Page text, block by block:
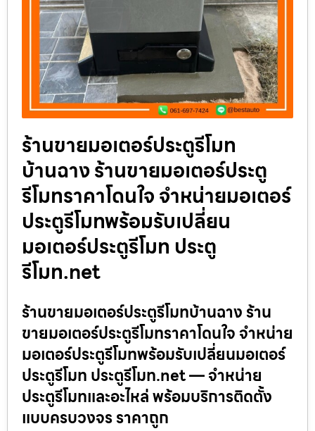
ร้านขายมอเตอร์ประตูรีโมท
บ้านฉาง ร้านขายมอเตอร์ประตู
รีโมทราคาโดนใจ จำหน่ายมอเตอร์
ประตูรีโมทพร้อมรับเปลี่ยน
มอเตอร์ประตูรีโมท ประตู
รีโมท.net
ร้านขายมอเตอร์ประตูรีโมทบ้านฉาง ร้าน
ขายมอเตอร์ประตูรีโมทราคาโดนใจ จำหน่าย
มอเตอร์ประตูรีโมทพร้อมรับเปลี่ยนมอเตอร์
ประตูรีโมท ประตูรีโมท.net — จำหน่าย
ประตูรีโมทและอะไหล่ พร้อมบริการติดตั้ง
แบบครบวงจร ราคาถูก